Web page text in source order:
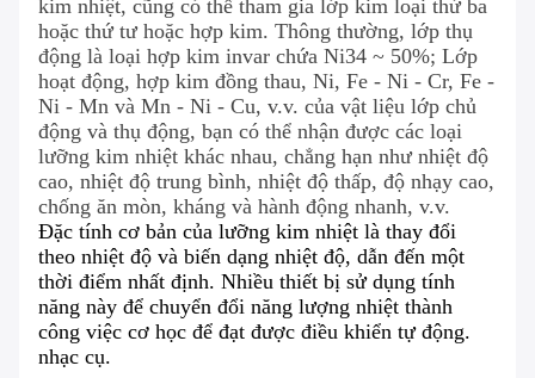
kim nhiệt, cũng có thể tham gia lớp kim loại thứ ba
hoặc thứ tư hoặc hợp kim. Thông thường, lớp thụ
động là loại hợp kim invar chứa Ni34 ~ 50%; Lớp
hoạt động, hợp kim đồng thau, Ni, Fe - Ni - Cr, Fe -
Ni - Mn và Mn - Ni - Cu, v.v. của vật liệu lớp chủ
động và thụ động, bạn có thể nhận được các loại
lưỡng kim nhiệt khác nhau, chẳng hạn như nhiệt độ
cao, nhiệt độ trung bình, nhiệt độ thấp, độ nhạy cao,
chống ăn mòn, kháng và hành động nhanh, v.v.
Đặc tính cơ bản của lưỡng kim nhiệt là thay đổi
theo nhiệt độ và biến dạng nhiệt độ, dẫn đến một
thời điểm nhất định. Nhiều thiết bị sử dụng tính
năng này để chuyển đổi năng lượng nhiệt thành
công việc cơ học để đạt được điều khiển tự động.
nhạc cụ.